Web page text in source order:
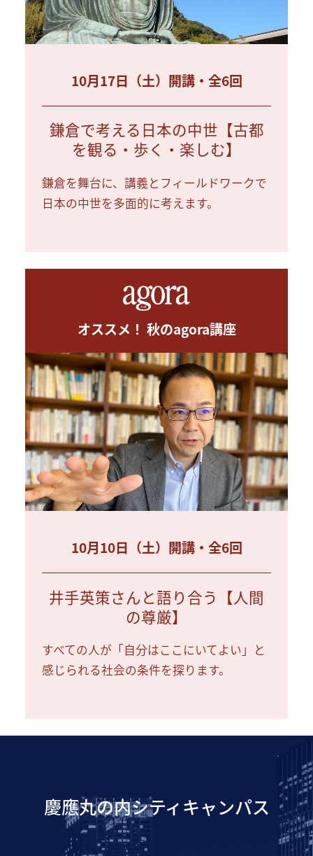
10月17日（土）開講・全6回
鎌倉で考える日本の中世【古都
を観る・歩く・楽しむ】
鎌倉を舞台に、講義とフィールドワークで
日本の中世を多面的に考えます。
オススメ！ 秋のagora講座
10月10日（土）開講・全6回
井手英策さんと語り合う【人間
の尊厳】
すべての人が「自分はここにいてよい」と
感じられる社会の条件を探ります。
慶應丸の内シティキャンパス